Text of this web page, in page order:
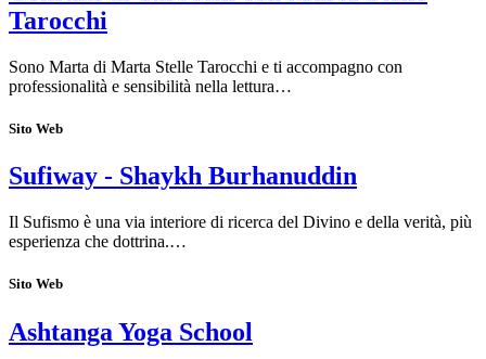
Tarocchi
Sono Marta di Marta Stelle Tarocchi e ti accompagno con
professionalità e sensibilità nella lettura…
Sito Web
Sufiway - Shaykh Burhanuddin
Il Sufismo è una via interiore di ricerca del Divino e della verità, più
esperienza che dottrina.…
Sito Web
Ashtanga Yoga School